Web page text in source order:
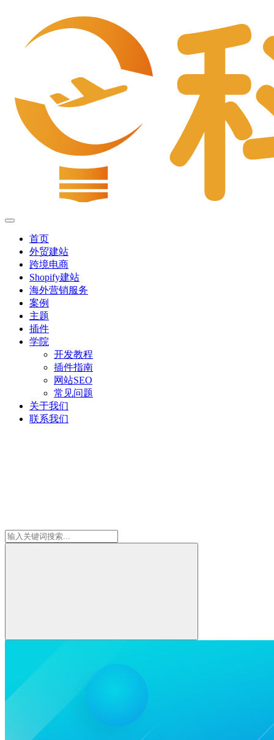
首页
外贸建站
跨境电商
Shopify建站
海外营销服务
案例
主题
插件
学院
开发教程
插件指南
网站SEO
常见问题
关于我们
联系我们